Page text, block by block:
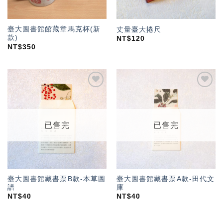
臺大圖書館館藏章馬克杯(新
款)
NT$350
丈量臺大捲尺
NT$120
望輕
已售完
臺大圖書館藏書票B款-本草圖
譜
NT$40
已售完
臺大圖書館藏書票A款-田代文
庫
NT$40